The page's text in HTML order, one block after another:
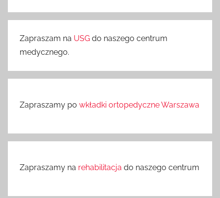
Zapraszam na USG do naszego centrum
medycznego.
Zapraszamy po wkładki ortopedyczne Warszawa
Zapraszamy na rehabilitacja do naszego centrum